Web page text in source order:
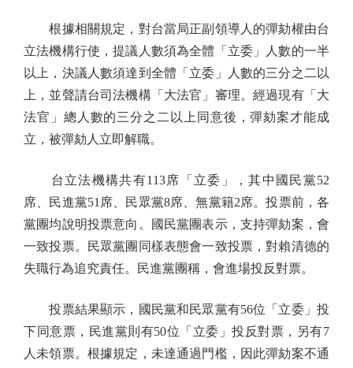
根據相關規定，對台當局正副領導人的彈劾權由台
立法機構行使，提議人數須為全體「立委」人數的一半
以上，決議人數須達到全體「立委」人數的三分之二以
上，並聲請台司法機構「大法官」審理。經過現有「大
法官」總人數的三分之二以上同意後，彈劾案才能成
立，被彈劾人立即解職。
台立法機構共有113席「立委」，其中國民黨52
席、民進黨51席、民眾黨8席、無黨籍2席。投票前，各
黨團均說明投票意向。國民黨團表示，支持彈劾案，會
一致投票。民眾黨團同樣表態會一致投票，對賴清德的
失職行為追究責任。民進黨團稱，會進場投反對票。
投票結果顯示，國民黨和民眾黨有56位「立委」投
下同意票，民進黨則有50位「立委」投反對票，另有7
人未領票。根據規定，未達通過門檻，因此彈劾案不通